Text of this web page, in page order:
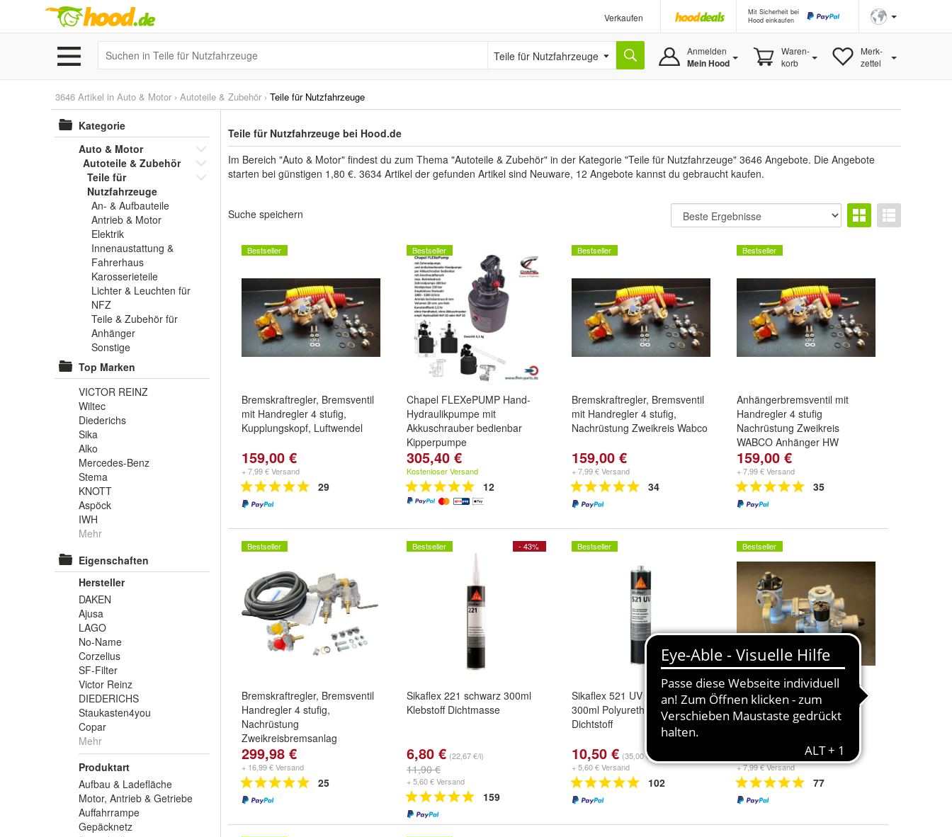
Verkaufen
Mit Sicherheit bei
Hood einkaufen
Teile für Nutzfahrzeuge Anmelden
Mein Hood
Waren-
korb
Merk-
zettel
3646 Artikel in Auto & Motor › Autoteile & Zubehör › Teile für Nutzfahrzeuge
Kategorie
Auto & Motor
Autoteile & Zubehör
Teile für
Nutzfahrzeuge
An- & Aufbauteile
Antrieb & Motor
Elektrik
Innenaustattung &
Fahrerhaus
Karosserieteile
Lichter & Leuchten für
NFZ
Teile & Zubehör für
Anhänger
Sonstige
Top Marken
VICTOR REINZ
Wiltec
Diederichs
Sika
Alko
Mercedes-Benz
Stema
KNOTT
Aspöck
IWH
Mehr
Eigenschaften
Hersteller
DAKEN
Ajusa
LAGO
No-Name
Corzelius
SF-Filter
Victor Reinz
DIEDERICHS
Staukasten4you
Copar
Mehr
Produktart
Aufbau & Ladefläche
Motor, Antrieb & Getriebe
Auffahrrampe
Gepäcknetz
Teile für Nutzfahrzeuge bei Hood.de
Im Bereich "Auto & Motor" findest du zum Thema "Autoteile & Zubehör" in der Kategorie "Teile für Nutzfahrzeuge" 3646 Angebote. Die Angebote
starten bei günstigen 1,80 €. 3634 Artikel der gefunden Artikel sind Neuware, 12 Angebote kannst du gebraucht kaufen.
Suche speichern
Bestseller
Bremskraftregler, Bremsventil
mit Handregler 4 stufig,
Kupplungskopf, Luftwendel
159,00 €
+ 7,99 € Versand
29
Bestseller
Chapel FLEXePUMP Hand-
Hydraulikpumpe mit
Akkuschrauber bedienbar
Kipperpumpe
305,40 €
Kostenloser Versand
12
Bestseller
Bremskraftregler, Bremsventil
mit Handregler 4 stufig,
Nachrüstung Zweikreis Wabco
159,00 €
+ 7,99 € Versand
34
Bestseller
Anhängerbremsventil mit
Handregler 4 stufig
Nachrüstung Zweikreis
WABCO Anhänger HW
159,00 €
+ 7,99 € Versand
35
Bestseller
Bremskraftregler, Bremsventil
Handregler 4 stufig,
Nachrüstung
Zweikreisbremsanlag
299,98 €
+ 16,99 € Versand
25
- 43%
Bestseller
Sikaflex 221 schwarz 300ml
Klebstoff Dichtmasse
6,80 € (22,67 €/l)
11,90 €
+ 5,60 € Versand
159
Bestseller
Sikaflex 521 UV schwarz
300ml Polyurethan Hybrid
Dichtstoff
10,50 € (35,00 €/l)
+ 5,60 € Versand
102
Bestseller
Anhängerbremsventil mit
Löserventil M22 / M16 - 4
stufig Handregler Zweikreis
+ 7,99 € Versand
77